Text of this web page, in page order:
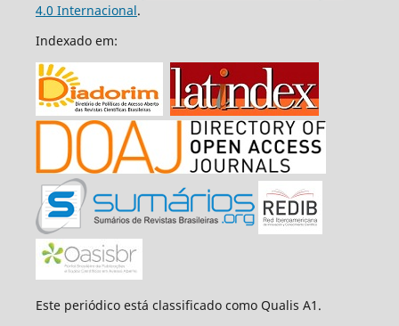
4.0 Internacional.
Indexado em:
Este periódico está classificado como Qualis A1.